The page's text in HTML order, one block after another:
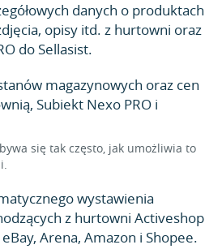
danych o produktach
opisy itd. z hurtowni oraz
do Sellasist.
magazynowych oraz cen
Subiekt Nexo PRO i
się tak często, jak umożliwia to
wystawienia
z hurtowni Activeshop
Arena, Amazon i Shopee.